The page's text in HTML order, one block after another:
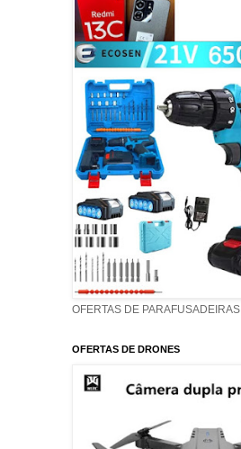
OFERTAS DE PARAFUSADEIRAS
OFERTAS DE DRONES